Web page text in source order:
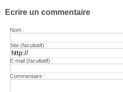
Ecrire un commentaire
Nom :
Site (facultatif) :
E-mail (facultatif) :
Commentaire :